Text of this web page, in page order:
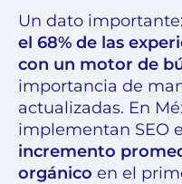
Un dato
el 68% de las
con un motor de
importancia de
actualizadas. En
implementan SEO
incremento
orgánico en el